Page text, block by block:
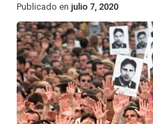
Publicado en julio 7, 2020